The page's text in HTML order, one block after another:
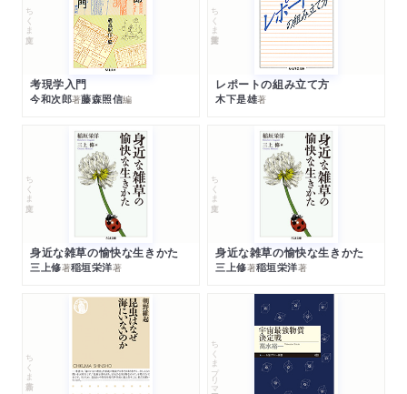
ちくま文庫
考現学入門
今和次郎著藤森照信編
ちくま学芸文庫
レポートの組み立て方
木下是雄著
ちくま文庫
身近な雑草の愉快な生きかた
三上修著稲垣栄洋著
ちくま文庫
身近な雑草の愉快な生きかた
三上修著稲垣栄洋著
ちくま新書 ちくまプリマー新書